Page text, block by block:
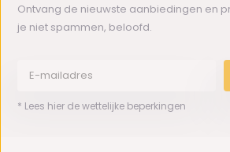
Ontvang de nieuwste aanbiedingen en
je niet spammen, beloofd.
* Lees hier de wettelijke beperkingen